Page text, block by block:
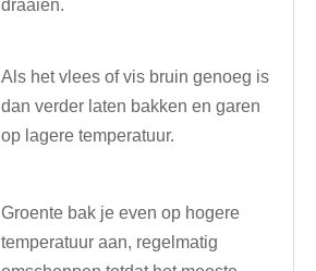
draaien.
Als het vlees of vis bruin genoeg is
dan verder laten bakken en garen
op lagere temperatuur.
Groente bak je even op hogere
temperatuur aan, regelmatig